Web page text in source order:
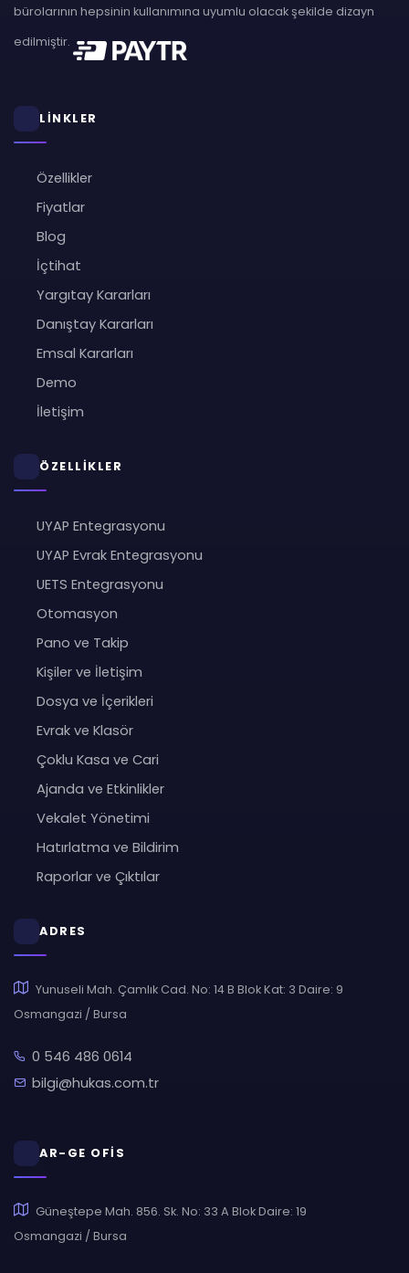
bürolarının hepsinin kullanımına uyumlu olacak şekilde dizayn
edilmiştir.
LİNKLER
Özellikler
Fiyatlar
Blog
İçtihat
Yargıtay Kararları
Danıştay Kararları
Emsal Kararları
Demo
İletişim
ÖZELLİKLER
UYAP Entegrasyonu
UYAP Evrak Entegrasyonu
UETS Entegrasyonu
Otomasyon
Pano ve Takip
Kişiler ve İletişim
Dosya ve İçerikleri
Evrak ve Klasör
Çoklu Kasa ve Cari
Ajanda ve Etkinlikler
Vekalet Yönetimi
Hatırlatma ve Bildirim
Raporlar ve Çıktılar
ADRES
Yunuseli Mah. Çamlık Cad. No: 14 B Blok Kat: 3 Daire: 9
Osmangazi / Bursa
0 546 486 0614
bilgi@hukas.com.tr
AR-GE OFİS
Güneştepe Mah. 856. Sk. No: 33 A Blok Daire: 19
Osmangazi / Bursa